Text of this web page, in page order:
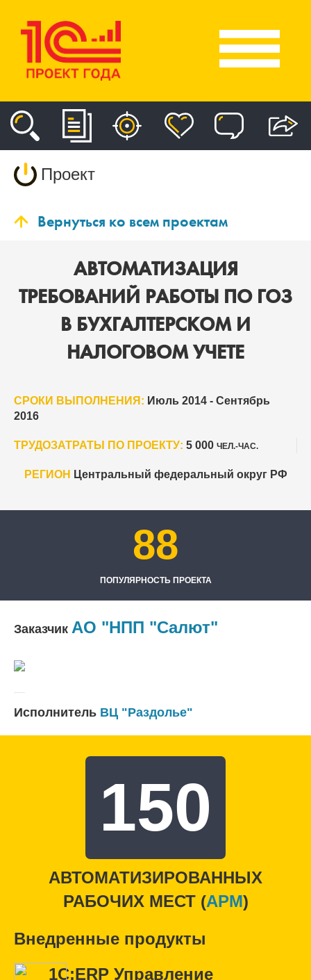
Проект
Вернуться ко всем проектам
АВТОМАТИЗАЦИЯ
ТРЕБОВАНИЙ РАБОТЫ ПО ГОЗ
В БУХГАЛТЕРСКОМ И
НАЛОГОВОМ УЧЕТЕ
СРОКИ ВЫПОЛНЕНИЯ: Июль 2014 - Сентябрь
2016
ТРУДОЗАТРАТЫ ПО ПРОЕКТУ: 5 000 ЧЕЛ.-ЧАС.
РЕГИОН Центральный федеральный округ РФ
88
ПОПУЛЯРНОСТЬ ПРОЕКТА
Заказчик АО "НПП "Салют"
Исполнитель ВЦ "Раздолье"
150
АВТОМАТИЗИРОВАННЫХ
РАБОЧИХ МЕСТ (APM)
Внедренные продукты
1С:ERP Управление